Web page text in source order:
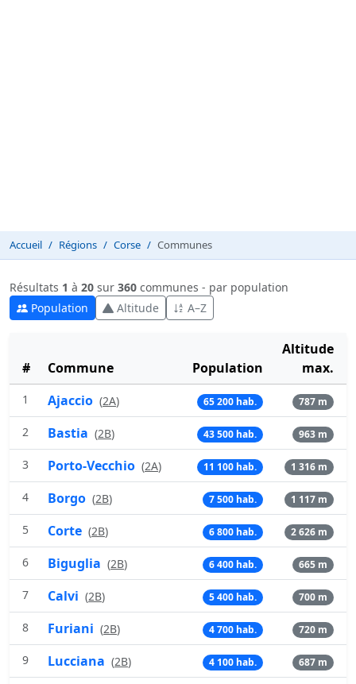
Accueil Régions Corse Communes
Résultats 1 à 20 sur 360 communes - par population
Population
Altitude A–Z
# Commune Population
Altitude
max.
1 Ajaccio (2A) 65 200 hab. 787 m
2 Bastia (2B) 43 500 hab. 963 m
3 Porto-Vecchio (2A) 11 100 hab. 1 316 m
4 Borgo (2B) 7 500 hab. 1 117 m
5 Corte (2B) 6 800 hab. 2 626 m
6 Biguglia (2B) 6 400 hab. 665 m
7 Calvi (2B) 5 400 hab. 700 m
8 Furiani (2B) 4 700 hab. 720 m
9 Lucciana (2B) 4 100 hab. 687 m